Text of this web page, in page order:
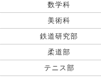
数学科
美術科
鉄道研究部
柔道部
テニス部